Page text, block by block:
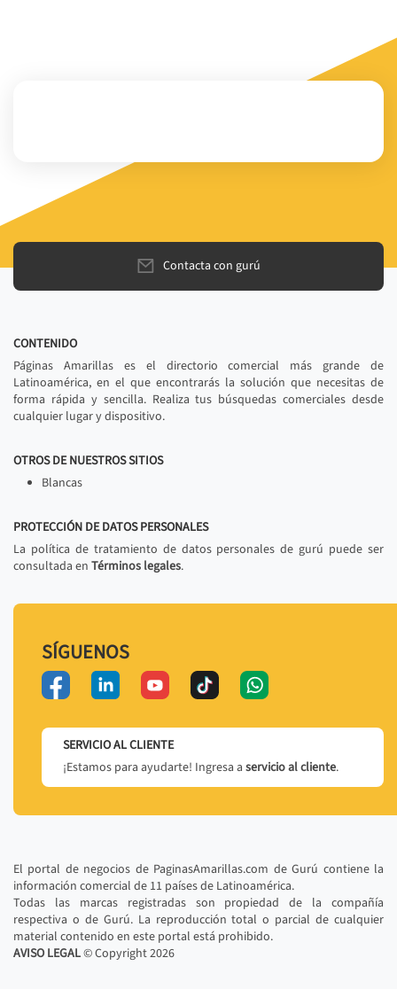
Contacta con gurú
CONTENIDO
Páginas Amarillas es el directorio comercial más grande de
Latinoamérica, en el que encontrarás la solución que necesitas de
forma rápida y sencilla. Realiza tus búsquedas comerciales desde
cualquier lugar y dispositivo.
OTROS DE NUESTROS SITIOS
Blancas
PROTECCIÓN DE DATOS PERSONALES
La política de tratamiento de datos personales de gurú puede ser
consultada en Términos legales.
SÍGUENOS
SERVICIO AL CLIENTE
¡Estamos para ayudarte! Ingresa a servicio al cliente.
El portal de negocios de PaginasAmarillas.com de Gurú contiene la
información comercial de 11 países de Latinoamérica.
Todas las marcas registradas son propiedad de la compañía
respectiva o de Gurú. La reproducción total o parcial de cualquier
material contenido en este portal está prohibido.
AVISO LEGAL© Copyright2026